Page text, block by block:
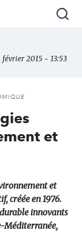
2015 - 13:53
et
et
créée en 1976.
innovants
Méditerranée,